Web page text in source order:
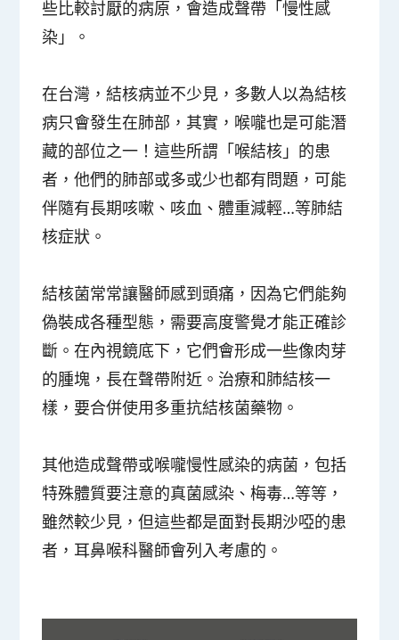
些比較討厭的病原，會造成聲帶「慢性感
染」。
在台灣，結核病並不少見，多數人以為結核
病只會發生在肺部，其實，喉嚨也是可能潛
藏的部位之一！這些所謂 「喉結核」 的患
者，他們的肺部或多或少也都有問題，可能
伴隨有長期咳嗽、咳血、體重減輕…等肺結
核症狀。
結核菌常常讓醫師感到頭痛，因為它們能夠
偽裝成各種型態，需要高度警覺才能正確診
斷。在內視鏡底下，它們會形成一些像肉芽
的腫塊，長在聲帶附近。治療和肺結核一
樣，要合併使用多重抗結核菌藥物。
其他造成聲帶或喉嚨慢性感染的病菌，包括
特殊體質要注意的真菌感染、梅毒…等等，
雖然較少見，但這些都是面對長期沙啞的患
者，耳鼻喉科醫師會列入考慮的。